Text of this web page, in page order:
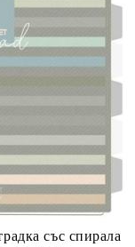
със спирала